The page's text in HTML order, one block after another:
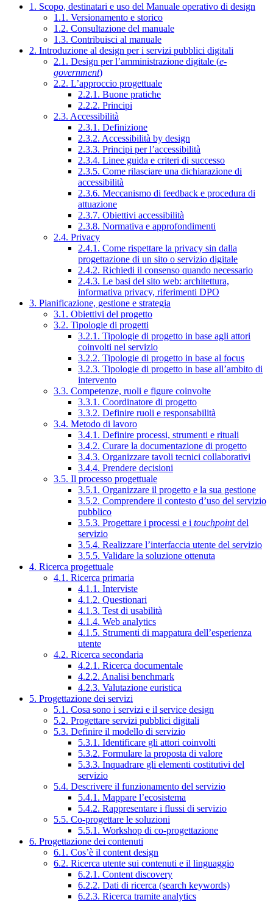
1. Scopo, destinatari e uso del Manuale operativo di design
1.1. Versionamento e storico
1.2. Consultazione del manuale
1.3. Contribuisci al manuale
2. Introduzione al design per i servizi pubblici digitali
2.1. Design per l’amministrazione digitale (e-
government)
2.2. L’approccio progettuale
2.2.1. Buone pratiche
2.2.2. Principi
2.3. Accessibilità
2.3.1. Definizione
2.3.2. Accessibilità by design
2.3.3. Principi per l’accessibilità
2.3.4. Linee guida e criteri di successo
2.3.5. Come rilasciare una dichiarazione di
accessibilità
2.3.6. Meccanismo di feedback e procedura di
attuazione
2.3.7. Obiettivi accessibilità
2.3.8. Normativa e approfondimenti
2.4. Privacy
2.4.1. Come rispettare la privacy sin dalla
progettazione di un sito o servizio digitale
2.4.2. Richiedi il consenso quando necessario
2.4.3. Le basi del sito web: architettura,
informativa privacy, riferimenti DPO
3. Pianificazione, gestione e strategia
3.1. Obiettivi del progetto
3.2. Tipologie di progetti
3.2.1. Tipologie di progetto in base agli attori
coinvolti nel servizio
3.2.2. Tipologie di progetto in base al focus
3.2.3. Tipologie di progetto in base all’ambito di
intervento
3.3. Competenze, ruoli e figure coinvolte
3.3.1. Coordinatore di progetto
3.3.2. Definire ruoli e responsabilità
3.4. Metodo di lavoro
3.4.1. Definire processi, strumenti e rituali
3.4.2. Curare la documentazione di progetto
3.4.3. Organizzare tavoli tecnici collaborativi
3.4.4. Prendere decisioni
3.5. Il processo progettuale
3.5.1. Organizzare il progetto e la sua gestione
3.5.2. Comprendere il contesto d’uso del servizio
pubblico
3.5.3. Progettare i processi e i touchpointdel
servizio
3.5.4. Realizzare l’interfaccia utente del servizio
3.5.5. Validare la soluzione ottenuta
4. Ricerca progettuale
4.1. Ricerca primaria
4.1.1. Interviste
4.1.2. Questionari
4.1.3. Test di usabilità
4.1.4. Web analytics
4.1.5. Strumenti di mappatura dell’esperienza
utente
4.2. Ricerca secondaria
4.2.1. Ricerca documentale
4.2.2. Analisi benchmark
4.2.3. Valutazione euristica
5. Progettazione dei servizi
5.1. Cosa sono i servizi e il service design
5.2. Progettare servizi pubblici digitali
5.3. Definire il modello di servizio
5.3.1. Identificare gli attori coinvolti
5.3.2. Formulare la proposta di valore
5.3.3. Inquadrare gli elementi costitutivi del
servizio
5.4. Descrivere il funzionamento del servizio
5.4.1. Mappare l’ecosistema
5.4.2. Rappresentare i flussi di servizio
5.5. Co-progettare le soluzioni
5.5.1. Workshop di co-progettazione
6. Progettazione dei contenuti
6.1. Cos’è il content design
6.2. Ricerca utente sui contenuti e il linguaggio
6.2.1. Content discovery
6.2.2. Dati di ricerca (search keywords)
6.2.3. Ricerca tramite analytics